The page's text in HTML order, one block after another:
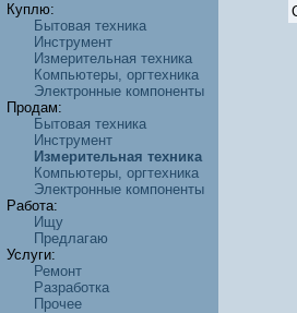
Куплю:
Бытовая техника
Инструмент
Измерительная техника
Компьютеры, оргтехника
Электронные компоненты
Продам:
Бытовая техника
Инструмент
Измерительная техника
Компьютеры, оргтехника
Электронные компоненты
Работа:
Ищу
Предлагаю
Услуги:
Ремонт
Разработка
Прочее